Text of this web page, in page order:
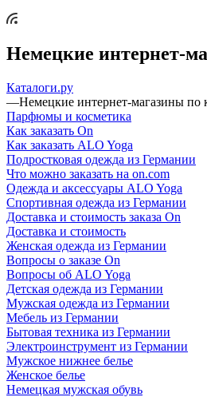
Немецкие интернет-
Каталоги.ру
—Немецкие интернет-магазины по
Парфюмы и косметика
Как заказать On
Как заказать ALO Yoga
Подростковая одежда из Германии
Что можно заказать на on.com
Одежда и аксессуары ALO Yoga
Спортивная одежда из Германии
Доставка и стоимость заказа On
Доставка и стоимость
Женская одежда из Германии
Вопросы о заказе On
Вопросы об ALO Yoga
Детская одежда из Германии
Мужская одежда из Германии
Мебель из Германии
Бытовая техника из Германии
Электроинструмент из Германии
Мужское нижнее белье
Женское белье
Немецкая мужская обувь